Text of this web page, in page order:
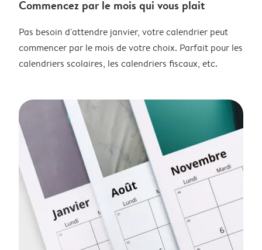
Commencez par le mois qui vous plait
Pas besoin d'attendre janvier, votre calendrier peut
commencer par le mois de votre choix. Parfait pour les
calendriers scolaires, les calendriers fiscaux, etc.